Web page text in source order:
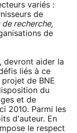
variés :
de
de recherche,
de
devront aider la
liés à ce
de BNE
du
et de
2010. Parmi les
d'auteur. En
le respect